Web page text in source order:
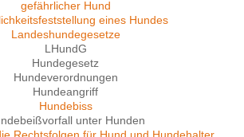
gefährlicher Hund
eines Hundes
Landeshundegesetze
LHundG
Hundegesetz
Hundeverordnungen
Hundeangriff
Hundebiss
unter Hunden